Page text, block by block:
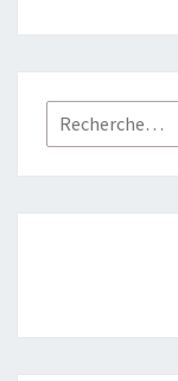
Rechercher :